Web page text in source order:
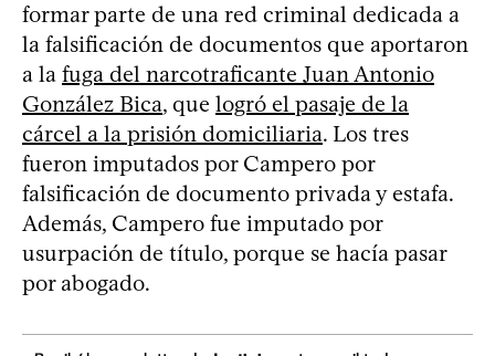
formar parte de una red criminal dedicada a
la falsificación de documentos que aportaron
a la fuga del narcotraficante Juan Antonio
González Bica, que logró el pasaje de la
cárcel a la prisión domiciliaria. Los tres
fueron imputados por Campero por
falsificación de documento privada y estafa.
Además, Campero fue imputado por
usurpación de título, porque se hacía pasar
por abogado.